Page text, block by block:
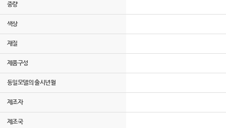
중량
색상
재질
제품구성
동일모델의 출시년월
제조자
제조국